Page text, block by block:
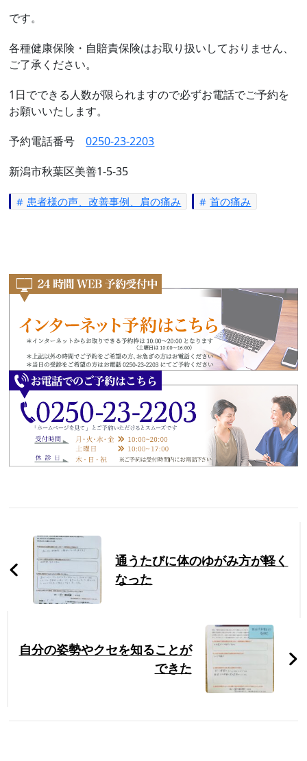
です。
各種健康保険・自賠責保険はお取り扱いしておりません、
ご了承ください。
1日でできる人数が限られますので必ずお電話でご予約を
お願いいたします。
予約電話番号0250-23-2203
新潟市秋葉区美善1-5-35
患者様の声、改善事例、肩の痛み 首の痛み
通うたびに体のゆがみ方が軽く
なった
自分の姿勢やクセを知ることが
できた